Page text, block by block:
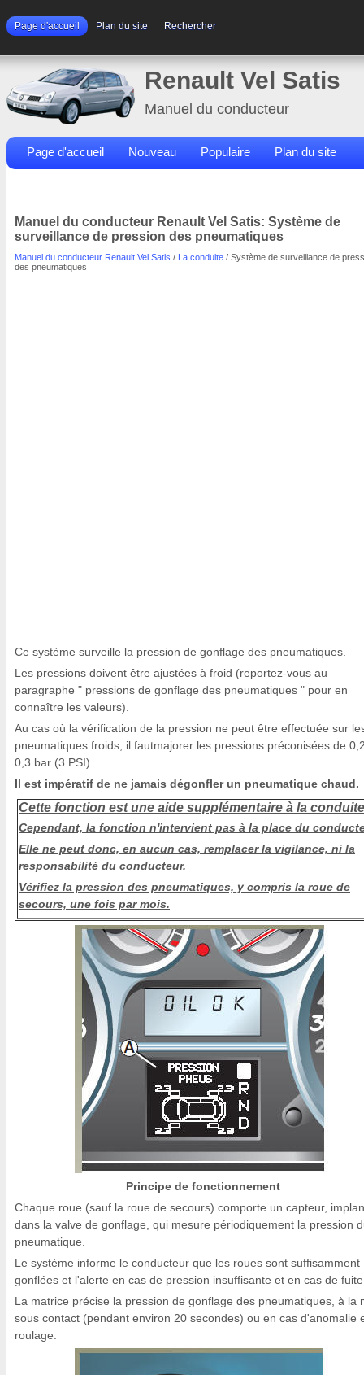
Page d'accueil Plan du site Rechercher
Renault Vel Satis
Manuel du conducteur
Page d'accueil Nouveau Populaire Plan du site
Manuel du conducteur Renault Vel Satis: Système de
surveillance de pression des pneumatiques
Manuel du conducteur Renault Vel Satis / La conduite / Système de surveillance de
des pneumatiques
Ce système surveille la pression de gonflage des pneumatiques.
Les pressions doivent être ajustées à froid (reportez-vous au
paragraphe " pressions de gonflage des pneumatiques " pour en
connaître les valeurs).
Au cas où la vérification de la pression ne peut être effectuée sur
pneumatiques froids, il fautmajorer les pressions préconisées de
0,3 bar (3 PSI).
Il est impératif de ne jamais dégonfler un pneumatique chaud.
Cette fonction est une aide supplémentaire à la
Cependant, la fonction n'intervient pas à la place du
Elle ne peut donc, en aucun cas, remplacer la vigilance, ni la
responsabilité du conducteur.
Vérifiez la pression des pneumatiques, y compris la roue de
secours, une fois par mois.
Principe de fonctionnement
Chaque roue (sauf la roue de secours) comporte un capteur,
dans la valve de gonflage, qui mesure périodiquement la pression
pneumatique.
Le système informe le conducteur que les roues sont suffisamment
gonflées et l'alerte en cas de pression insuffisante et en cas de
La matrice précise la pression de gonflage des pneumatiques, à la
sous contact (pendant environ 20 secondes) ou en cas d'anomalie
roulage.